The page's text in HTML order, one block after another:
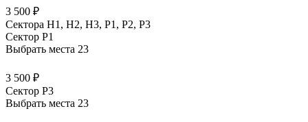
3 500 ₽
Сектора Н1, Н2, Н3, Р1, Р2, Р3
Сектор P1
Выбрать места 23
3 500 ₽
Сектор P3
Выбрать места 23